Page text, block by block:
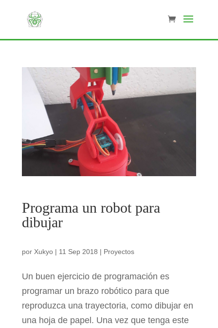
Programa un robot para
dibujar
por Xukyo| 11 Sep 2018 | Proyectos
Un buen ejercicio de programación es
programar un brazo robótico para que
reproduzca una trayectoria, como dibujar en
una hoja de papel. Una vez que tenga este